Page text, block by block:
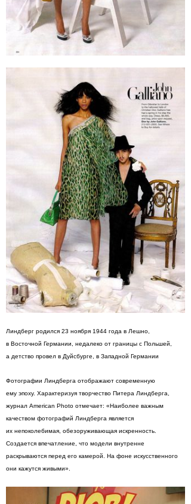
Линдберг родился 23 ноября 1944 года в Лешно,
в Восточной Германии, недалеко от границы с Польшей,
а детство провел в Дуйсбурге, в Западной Германии
Фотографии Линдберга отображают современную
ему эпоху. Характеризуя творчество Питера Линдберга,
журнал American Photo отмечает: «Наиболее важным
качеством фотографий Линдберга является
их непоколебимая, обезоруживающая искренность.
Создается впечатление, что модели внутренне
раскрываются перед его камерой. На фоне искусственного
они кажутся живыми».